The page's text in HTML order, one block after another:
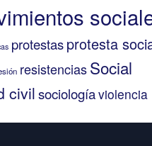
protestasprotesta
resistenciasSocial
civilsociologíaviolencia